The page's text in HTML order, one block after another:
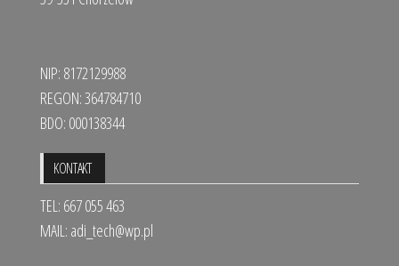
NIP: 8172129988
REGON: 364784710
BDO: 000138344
KONTAKT
TEL: 667 055 463
MAIL: adi_tech@wp.pl